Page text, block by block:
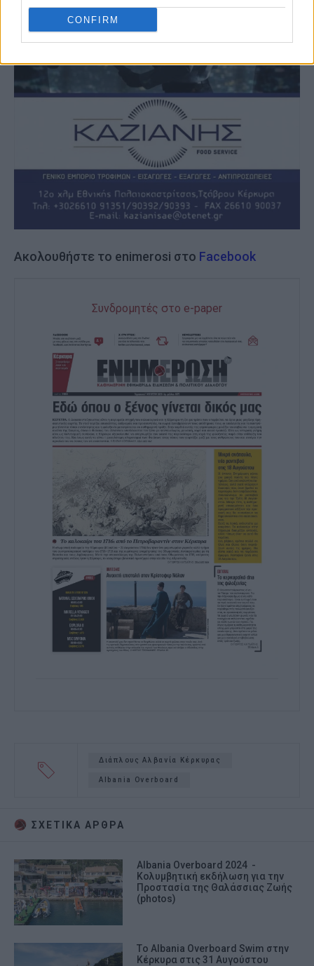
CONFIRM
Ακολουθήστε το enimerosi στο Facebook
Συνδρομητές στο e-paper
Διάπλους Αλβανία Κέρκυρας
Albania Overboard
ΣΧΕΤΙΚA AΡΘΡΑ
Albania Overboard 2024 -
Κολυμβητική εκδήλωση για την
Προστασία της Θαλάσσιας Ζωής
(photos)
Tο Albania Overboard Swim στην
Κέρκυρα στις 31 Αυγούστου